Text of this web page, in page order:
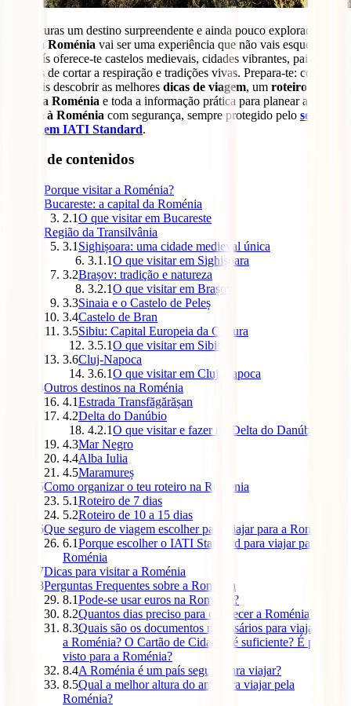
Se procuras um destino surpreendente e ainda pouco explorado,
visitar a Roménia vai ser uma experiência que não vais esquecer.
Este país oferece-te castelos medievais, cidades vibrantes, paisagens
naturais de cortar a respiração e tradições vivas. Prepara-te: com este
guia vais descobrir as melhores dicas de viagem, um roteiro para
visitar a Roménia e toda a informação prática para planear a tua
viagem à Roménia com segurança, sempre protegido pelo seguro
de viagem IATI Standard.
Tabla de contenidos
Porque visitar a Roménia?
Bucareste: a capital da Roménia
2.1O que visitar em Bucareste
Região da Transilvânia
3.1 Sighișoara: uma cidade medieval única
3.1.1O que visitar em Sighișoara
3.2Brașov: tradição e natureza
3.2.1O que visitar em Brașov
3.3Sinaia e o Castelo de Peleș
3.4Castelo de Bran
3.5Sibiu: Capital Europeia da Cultura
3.5.1O que visitar em Sibiu
3.6Cluj-Napoca
3.6.1O que visitar em Cluj-Napoca
4Outros destinos na Roménia
4.1Estrada Transfăgărășan
4.2Delta do Danúbio
4.2.1O que visitar e fazer no Delta do Danúbio
4.3Mar Negro
4.4Alba Iulia
4.5Maramureș
5Como organizar o teu roteiro na Roménia
5.1Roteiro de 7 dias
5.2Roteiro de 10 a 15 dias
6Que seguro de viagem escolher para viajar para a Roménia?
6.1Porque escolher o IATI Standard para viajar para a
Roménia
7Dicas para visitar a Roménia
8Perguntas Frequentes sobre a Roménia
8.1Pode-se usar euros na Roménia?
8.2Quantos dias preciso para conhecer a Roménia?
8.3Quais são os documentos necessários para viajar para
a Roménia? O Cartão de Cidadão é suficiente? É preciso
visto para a Roménia?
8.4A Roménia é um país seguro para viajar?
8.5Qual a melhor altura do ano para viajar pela
Roménia?